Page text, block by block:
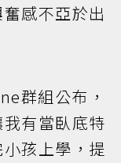
感不亞於出
群組公布，
有當臥底特
孩上學，提